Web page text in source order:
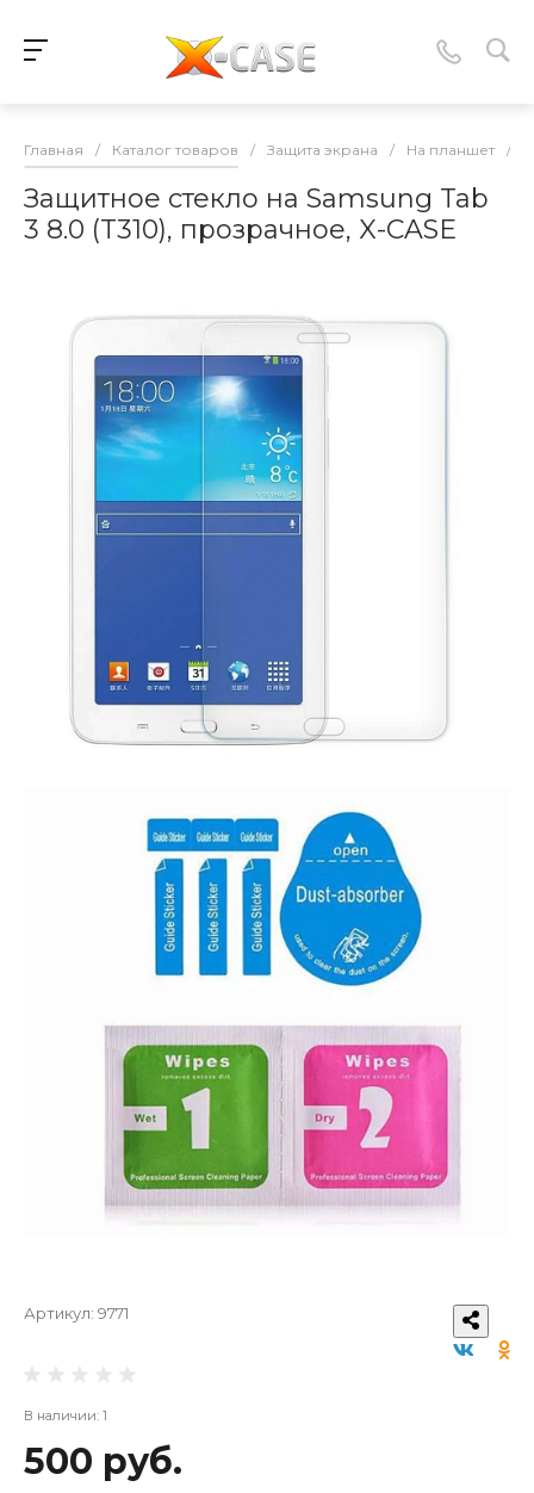
Главная / Каталог товаров / Защита экрана / На планшет /
Защитное стекло на Samsung Tab
3 8.0 (T310), прозрачное, X-CASE
Артикул: 9771
В наличии: 1
500 руб.